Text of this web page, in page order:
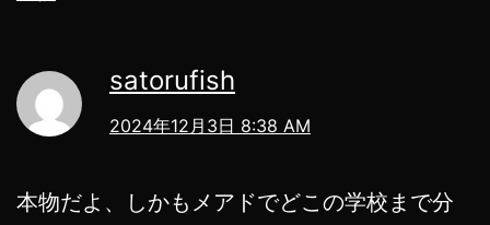
satorufish
2024年12月3日 8:38 AM
本物だよ、しかもメアドでどこの学校まで分